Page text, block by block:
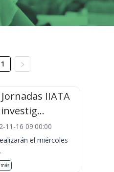
1
IIATA
11-16 09:00:00
el miércoles